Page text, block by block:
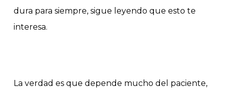
dura para siempre, sigue leyendo que esto te
interesa.
La verdad es que depende mucho del paciente,